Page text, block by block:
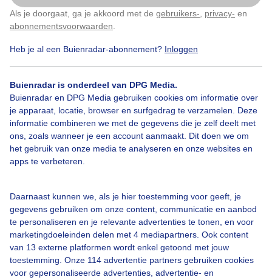
Als je doorgaat, ga je akkoord met de gebruikers- privacy- en
abonnementsvoorwaarden
Heb je al een Buienradar-abonnement? Inloggen
Buienradar is onderdeel van DPG Media.
Buienradar en DPG Media gebruiken cookies om informatie over
je apparaat, locatie, browser en surfgedrag te verzamelen. Deze
informatie combineren we met de gegevens die je zelf deelt met
ons, zoals wanneer je een account aanmaakt. Dit doen we om
het gebruik van onze media te analyseren en onze websites en
apps te verbeteren.
Daarnaast kunnen we, als je hier toestemming voor geeft, je
gegevens gebruiken om onze content, communicatie en aanbod
te personaliseren en je relevante advertenties te tonen, en voor
marketingdoeleinden delen met 4 mediapartners. Ook content
van 13 externe platformen wordt enkel getoond met jouw
toestemming. Onze 114 advertentie partners gebruiken cookies
voor gepersonaliseerde advertenties, advertentie- en
Door: Frans Alderse Baas
Bekijk slideshow
Over Buienradar
Klik hierom dit aan te passen